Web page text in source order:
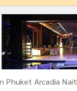
Phuket Arcadia